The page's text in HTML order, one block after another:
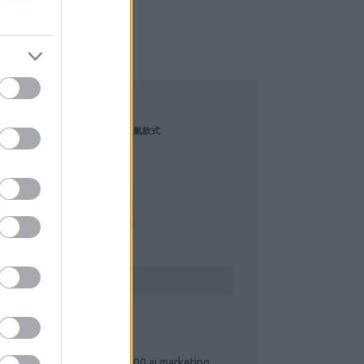
folyamatát.
kivitelezés, modern
végkielégítések
modern eszközökkel,
太后首飾收藏指南｜如何挑選高人氣款式
太后（Vivienne…